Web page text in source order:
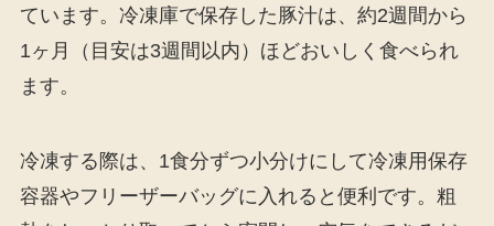
ています。冷凍庫で保存した豚汁は、約2週間から
1ヶ月（目安は3週間以内）ほどおいしく食べられ
ます。
冷凍する際は、1食分ずつ小分けにして冷凍用保存
容器やフリーザーバッグに入れると便利です。粗